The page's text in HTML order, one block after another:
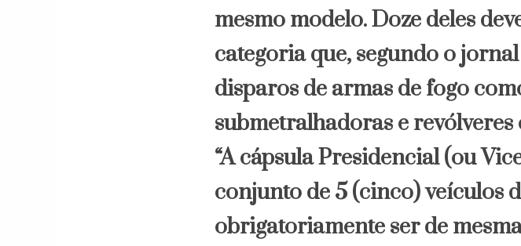
mesmo modelo. Doze deles
categoria que, segundo o
disparos de armas de fogo
submetralhadoras e revólveres
“A cápsula Presidencial (ou
conjunto de 5 (cinco) veículos
obrigatoriamente ser de